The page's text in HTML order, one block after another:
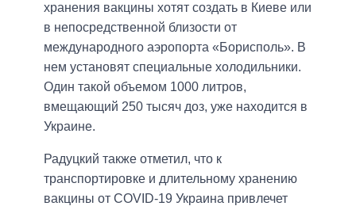
хранения вакцины хотят создать в Киеве или
в непосредственной близости от
международного аэропорта «Борисполь». В
нем установят специальные холодильники.
Один такой объемом 1000 литров,
вмещающий 250 тысяч доз, уже находится в
Украине.
Радуцкий также отметил, что к
транспортировке и длительному хранению
вакцины от COVID-19 Украина привлечет